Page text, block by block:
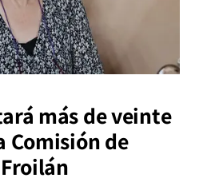
más de veinte
Comisión de